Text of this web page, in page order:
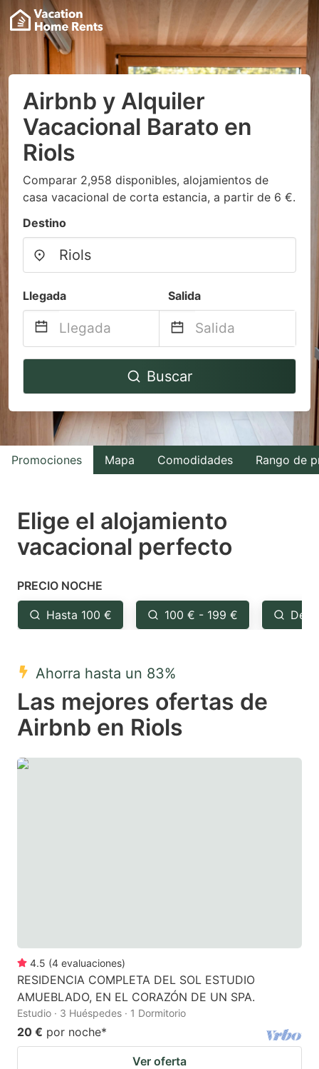
Airbnb y Alquiler
Vacacional Barato en
Riols
Comparar 2,958 disponibles, alojamientos de
casa vacacional de corta estancia, a partir de 6 €.
Destino
Llegada Salida
Navigate
to
interact
with
the
select
a
Press
the
question
key
to
get
keyboard
Navigate
to
interact
with
the
select
a
the
question
to
keyboard
Buscar
Promociones Mapa Comodidades Rango de
Elige el alojamiento
vacacional perfecto
PRECIO NOCHE
Hasta 100 € 100 € - 199 €
Ahorra hasta un 83%
Las mejores ofertas de
Airbnb en Riols
4.5 (4 evaluaciones)
RESIDENCIA COMPLETA DEL SOL ESTUDIO
AMUEBLADO, EN EL CORAZÓN DE UN SPA.
Estudio · 3 Huéspedes · 1 Dormitorio
20 € por noche*
Ver oferta